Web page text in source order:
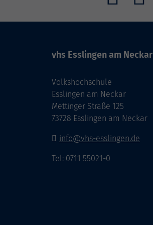
vhs Esslingen am Neckar
Volkshochschule
Esslingen am Neckar
Mettinger Straße 125
73728 Esslingen am Neckar
info@vhs-esslingen.de
Tel: 0711 55021-0